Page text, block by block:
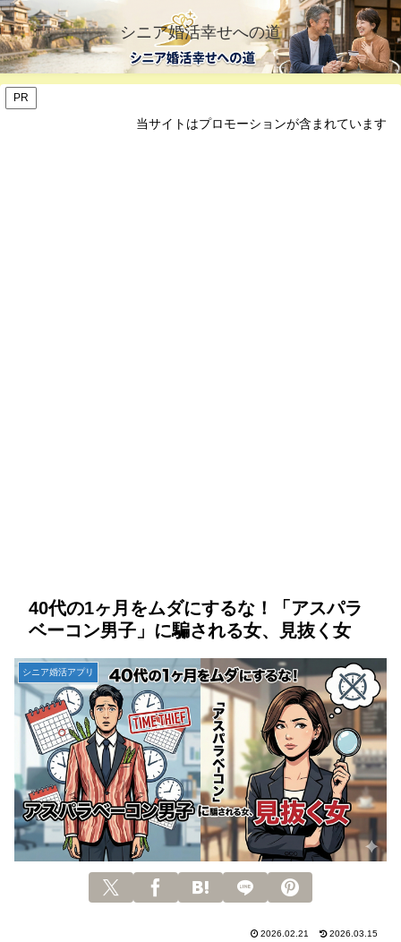
シニア婚活幸せへの道
PR
当サイトはプロモーションが含まれています
40代の1ヶ月をムダにするな！「アスパラ
ベーコン男子」に騙される女、見抜く女
シニア婚活アプリ
2026.02.21 2026.03.15